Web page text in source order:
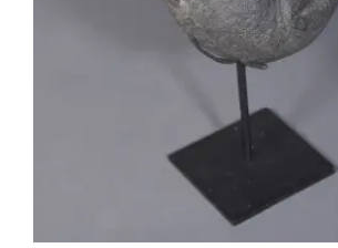
AMS012 Élément
pierre volcanique –
Mexique